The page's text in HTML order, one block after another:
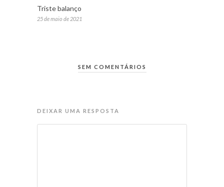
Triste balanço
25 de maio de 2021
SEM COMENTÁRIOS
DEIXAR UMA RESPOSTA